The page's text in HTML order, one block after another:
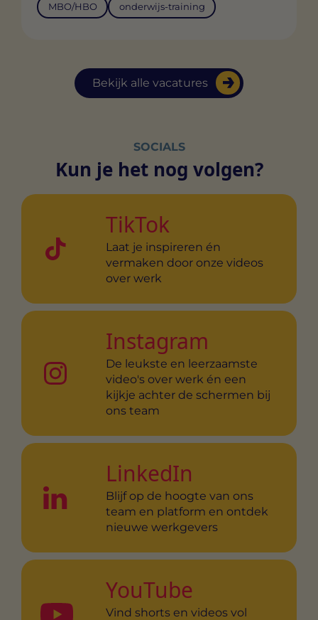
Bekijk alle vacatures
MBO/HBO onderwijs-training
SOCIALS
Kun je het nog volgen?
TikTok
Laat je inspireren én
vermaken door onze videos
over werk
Instagram
De leukste en leerzaamste
video's over werk én een
kijkje achter de schermen bij
ons team
LinkedIn
Blijf op de hoogte van ons
team en platform en ontdek
nieuwe werkgevers
YouTube
Vind shorts en videos vol